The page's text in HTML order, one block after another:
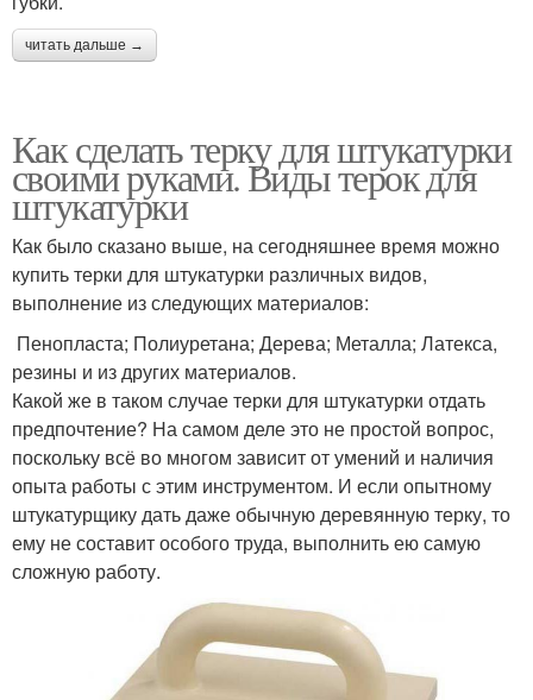
читать дальше →
Как сделать терку для штукатурки
своими руками. Виды терок для
штукатурки
Как было сказано выше, на сегодняшнее время можно
купить терки для штукатурки различных видов,
выполнение из следующих материалов:
Пенопласта; Полиуретана; Дерева; Металла; Латекса,
резины и из других материалов.
Какой же в таком случае терки для штукатурки отдать
предпочтение? На самом деле это не простой вопрос,
поскольку всё во многом зависит от умений и наличия
опыта работы с этим инструментом. И если опытному
штукатурщику дать даже обычную деревянную терку, то
ему не составит особого труда, выполнить ею самую
сложную работу.